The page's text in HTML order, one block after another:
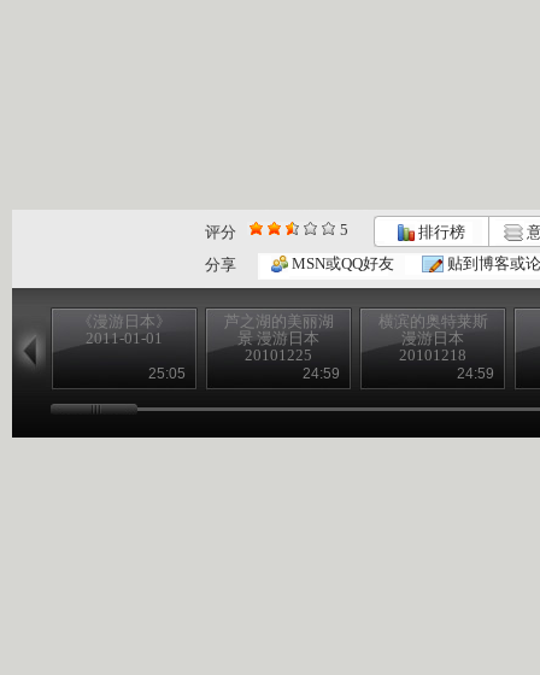
评分 5 排行榜
分享
MSN或QQ好友 贴到博客或
《漫游日本》
2011-01-01
25:05
芦之湖的美丽湖
景 漫游日本
20101225
24:59
横滨的奥特莱斯
漫游日本
20101218
24:59